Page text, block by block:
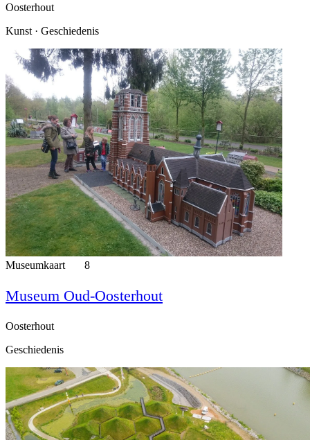
Oosterhout
Kunst · Geschiedenis
Museumkaart 8
Museum Oud-Oosterhout
Oosterhout
Geschiedenis